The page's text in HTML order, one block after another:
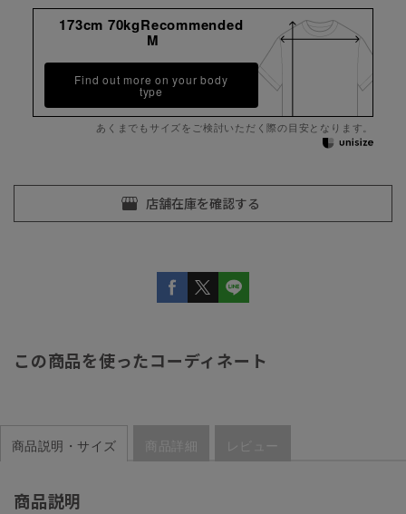
173cm 70kgRecommended
M
Find out more on your body
type
あくまでもサイズをご検討いただく際の目安となります。
この商品を使ったコーディネート
商品説明・サイズ 商品詳細 レビュー
商品説明